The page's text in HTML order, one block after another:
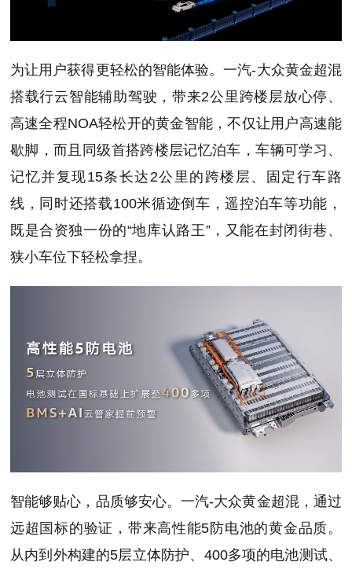
为让用户获得更轻松的智能体验。一汽-大众黄金超混
搭载行云智能辅助驾驶，带来2公里跨楼层放心停、
高速全程NOA轻松开的黄金智能，不仅让用户高速能
歇脚，而且同级首搭跨楼层记忆泊车，车辆可学习、
记忆并复现15条长达2公里的跨楼层、固定行车路
线，同时还搭载100米循迹倒车，遥控泊车等功能，
既是合资独一份的“地库认路王”，又能在封闭街巷、
狭小车位下轻松拿捏。
智能够贴心，品质够安心。一汽-大众黄金超混，通过
远超国标的验证，带来高性能5防电池的黄金品质。
从内到外构建的5层立体防护、400多项的电池测试、